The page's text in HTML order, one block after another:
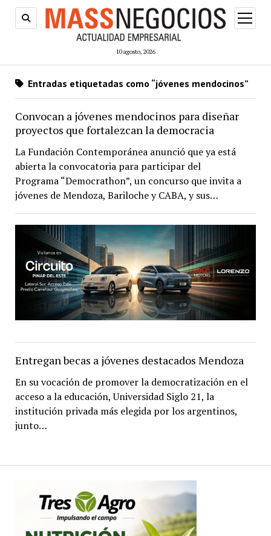
10 agosto, 2026
abrir
menú
Entradas etiquetadas como “jóvenes mendocinos”
Convocan a jóvenes mendocinos para diseñar
proyectos que fortalezcan la democracia
La Fundación Contemporánea anunció que ya está
abierta la convocatoria para participar del
Programa “Democrathon”, un concurso que invita a
jóvenes de Mendoza, Bariloche y CABA, y sus…
Entregan becas a jóvenes destacados Mendoza
En su vocación de promover la democratización en el
acceso a la educación, Universidad Siglo 21, la
institución privada más elegida por los argentinos,
junto…